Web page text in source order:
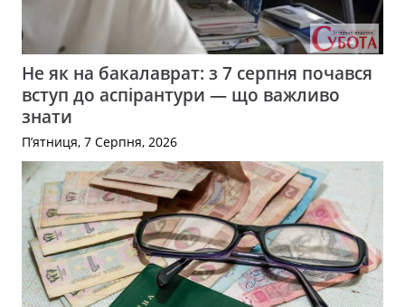
Не як на бакалаврат: з 7 серпня почався
вступ до аспірантури — що важливо
знати
П’ятниця, 7 Серпня, 2026